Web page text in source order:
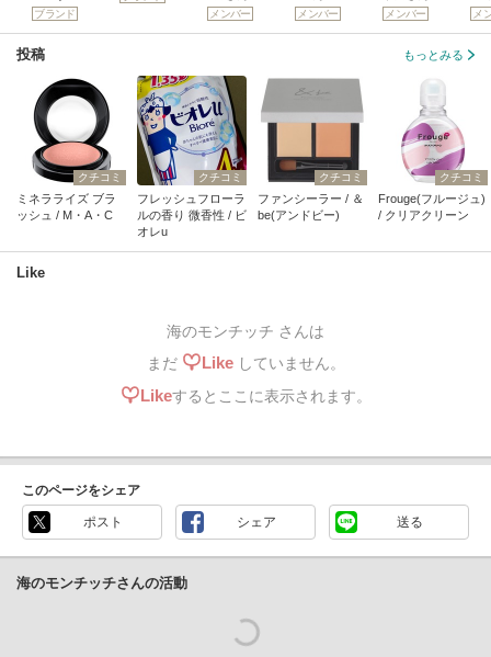
ブランド メンバー メンバー メンバー メ
投稿 もっとみる
クチコミ
ミネラライズ ブラ
ッシュ / M・A・C
クチコミ
フレッシュフローラ
ルの香り 微香性 / ビ
オレu
クチコミ
ファンシーラー / ＆
be(アンドビー)
クチコミ
Frouge(フルージュ)
/ クリアクリーン
Like
海のモンチッチ さんは
まだ
Likeしていません。
Likeするとここに表示されます。
このページをシェア
ポスト シェア 送る
海のモンチッチさんの活動